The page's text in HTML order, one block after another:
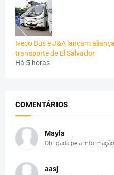
Iveco Bus e J&A lançam
transporte de El Salvador
Há 5 horas
COMENTÁRIOS
Mayla
Obrigada pela informação.
aasj